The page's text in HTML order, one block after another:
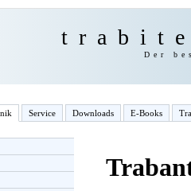
Der
Service Downloads E-Books